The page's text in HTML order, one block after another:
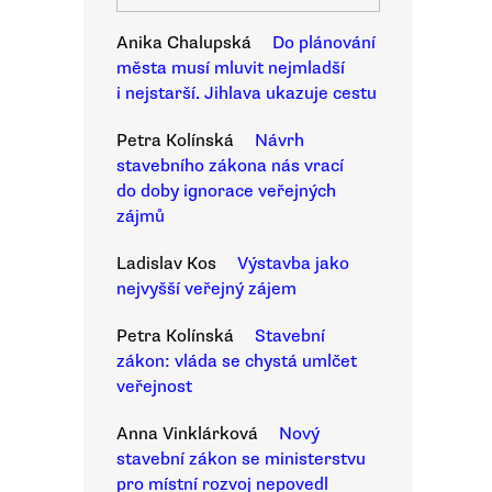
Anika Chalupská
Do plánování
města musí mluvit nejmladší
i nejstarší. Jihlava ukazuje cestu
Petra Kolínská
Návrh
stavebního zákona nás vrací
do doby ignorace veřejných
zájmů
Ladislav Kos
Výstavba jako
nejvyšší veřejný zájem
Petra Kolínská
Stavební
zákon: vláda se chystá umlčet
veřejnost
Anna Vinklárková
Nový
stavební zákon se ministerstvu
pro místní rozvoj nepovedl